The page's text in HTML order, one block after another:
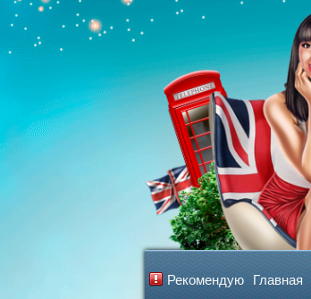
Рекомендую Главная